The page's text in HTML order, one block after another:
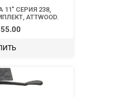
СЕРИЯ 238,
ATTWOOD.